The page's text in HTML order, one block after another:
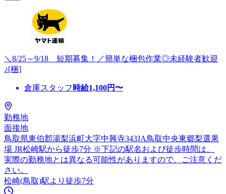
＼8/25～9/18 短期募集！／簡単な梱包作業◎未経験者歓迎
♪[梱]
倉庫スタッフ 時給1,100円〜
勤務地
面接地
鳥取県東伯郡湯梨浜町大字中興寺343JA鳥取中央東郷梨選果
場 JR松崎駅から徒歩7分 ※下記の駅名および徒歩時間は、
実際の勤務地とは異なる可能性がありますので、ご注意くだ
さい。
松崎(鳥取)駅より徒歩7分